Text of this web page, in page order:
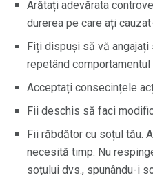
Arătați adevărata
durerea pe care ați
Fiți dispuși să vă
repetând comportamentul
Acceptați consecințele
Fii deschis să faci
Fii răbdător cu soțul tău.
necesită timp. Nu
soțului dvs., spunându-i